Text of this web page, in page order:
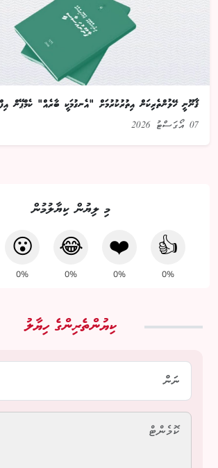
ޤާނޫނީ ހޭލުންތެރިކަން އިތުރުކުރުމަށް "އެނގުމަކީ ބާރެއް" ކެމްޕޭން
07 އޯގަސްޓު 2026
މި ލިޔުން ކިޔާލުމުން
👍
0%
❤️
0%
😂
0%
😮
0%
ކިޔުންތެރިންގެ ހިޔާލު